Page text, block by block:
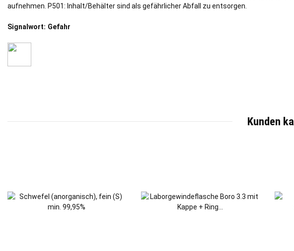
aufnehmen. P501: Inhalt/Behälter sind als gefährlicher Abfall zu entsorgen.
Signalwort: Gefahr
Kunden